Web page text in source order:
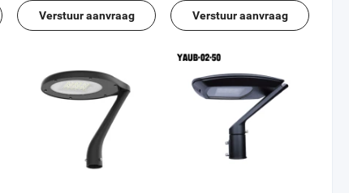
Verstuur aanvraag Verstuur aanvraag